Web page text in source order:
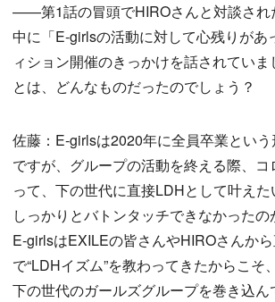
——第1話の冒頭でHIROさんと対談され
中に「E-girlsの活動に対して心残りがあ
ィション開催のきっかけを話されていま
とは、どんなものだったのでしょう？
佐藤：E-girlsは2020年に全員卒業とい
ですが、グループの活動を終える際、
って、下の世代に直接LDHとして叶え
しっかりとバトンタッチできなかったの
E-girlsはEXILEの皆さんやHIROさんか
で“LDHイズム”を教わってきたからこそ
下の世代のガールズグループを巻き込